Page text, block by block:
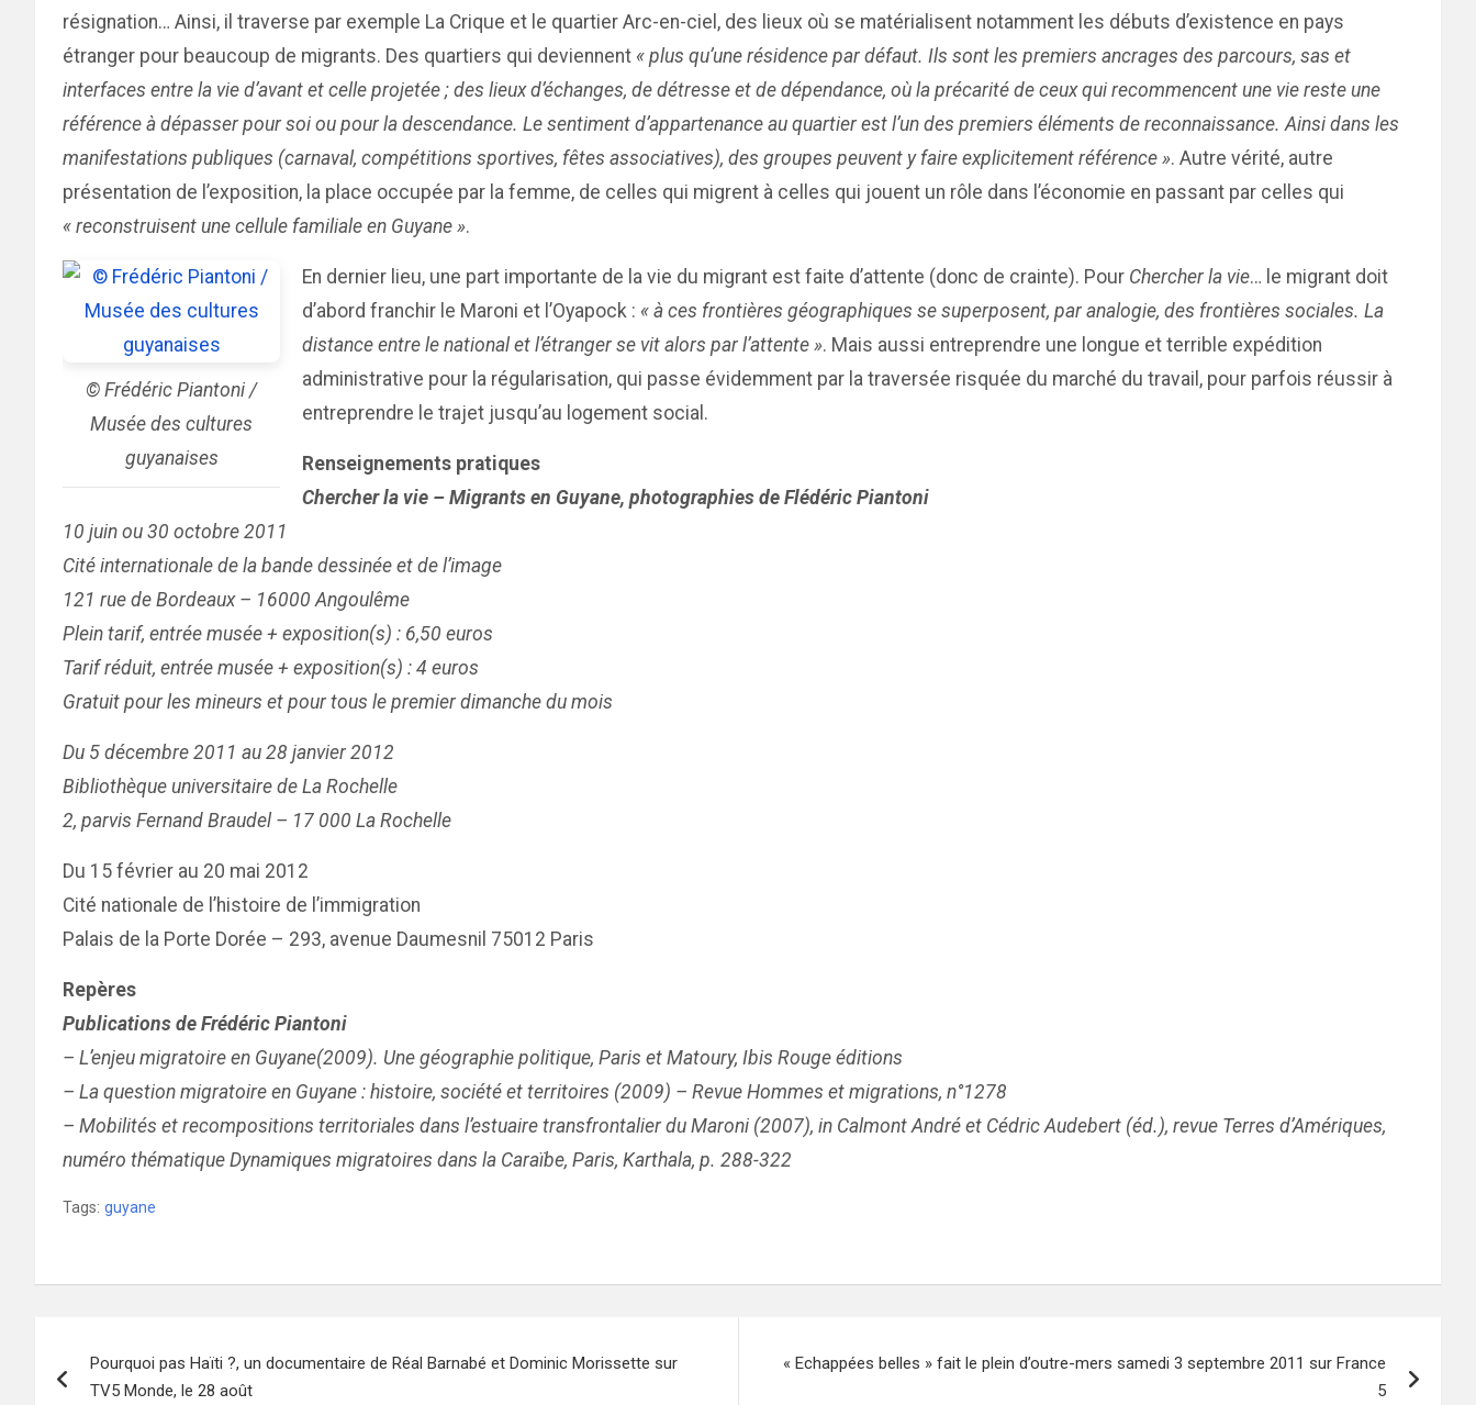
résignation… Ainsi, il traverse par exemple La Crique et le quartier Arc-en-ciel, des lieux où se matérialisent notamment les débuts d’existence en pays
étranger pour beaucoup de migrants. Des quartiers qui deviennent « plus qu’une résidence par défaut. Ils sont les premiers ancrages des parcours, sas et
interfaces entre la vie d’avant et celle projetée ; des lieux d’échanges, de détresse et de dépendance, où la précarité de ceux qui recommencent une vie reste une
référence à dépasser pour soi ou pour la descendance. Le sentiment d’appartenance au quartier est l’un des premiers éléments de reconnaissance. Ainsi dans les
manifestations publiques (carnaval, compétitions sportives, fêtes associatives), des groupes peuvent y faire explicitement référence ». Autre vérité, autre
présentation de l’exposition, la place occupée par la femme, de celles qui migrent à celles qui jouent un rôle dans l’économie en passant par celles qui
« reconstruisent une cellule familiale en Guyane ».
© Frédéric Piantoni /
Musée des cultures
guyanaises
En dernier lieu, une part importante de la vie du migrant est faite d’attente (donc de crainte). Pour Chercher la vie… le migrant doit
d’abord franchir le Maroni et l’Oyapock : « à ces frontières géographiques se superposent, par analogie, des frontières sociales. La
distance entre le national et l’étranger se vit alors par l’attente ». Mais aussi entreprendre une longue et terrible expédition
administrative pour la régularisation, qui passe évidemment par la traversée risquée du marché du travail, pour parfois réussir à
entreprendre le trajet jusqu’au logement social.
Renseignements pratiques
Chercher la vie – Migrants en Guyane, photographies de Flédéric Piantoni
10 juin ou 30 octobre 2011
Cité internationale de la bande dessinée et de l’image
121 rue de Bordeaux – 16000 Angoulême
Plein tarif, entrée musée + exposition(s) : 6,50 euros
Tarif réduit, entrée musée + exposition(s) : 4 euros
Gratuit pour les mineurs et pour tous le premier dimanche du mois
Du 5 décembre 2011 au 28 janvier 2012
Bibliothèque universitaire de La Rochelle
2, parvis Fernand Braudel – 17 000 La Rochelle
Du 15 février au 20 mai 2012
Cité nationale de l’histoire de l’immigration
Palais de la Porte Dorée – 293, avenue Daumesnil 75012 Paris
Repères
Publications de Frédéric Piantoni
– L’enjeu migratoire en Guyane(2009). Une géographie politique, Paris et Matoury, Ibis Rouge éditions
– La question migratoire en Guyane : histoire, société et territoires (2009) – Revue Hommes et migrations, n°1278
– Mobilités et recompositions territoriales dans l’estuaire transfrontalier du Maroni (2007), in Calmont André et Cédric Audebert (éd.), revue Terres d’Amériques,
numéro thématique Dynamiques migratoires dans la Caraïbe, Paris, Karthala, p. 288-322
Tags: guyane
de
Pourquoi pas Haïti ?, un documentaire de Réal Barnabé et Dominic Morissette sur
TV5 Monde, le 28 août
« Echappées belles » fait le plein d’outre-mers samedi 3 septembre 2011 sur France
5